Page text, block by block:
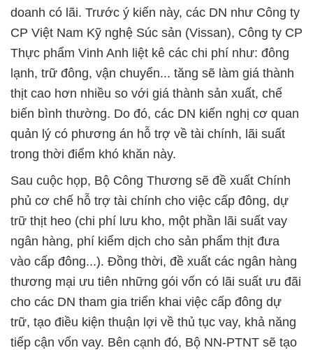
doanh có lãi. Trước ý kiến này, các DN như Công ty
CP Việt Nam Kỹ nghệ Súc sản (Vissan), Công ty CP
Thực phẩm Vinh Anh liệt kê các chi phí như: đông
lạnh, trữ đông, vận chuyển... tăng sẽ làm giá thành
thịt cao hơn nhiều so với giá thành sản xuất, chế
biến bình thường. Do đó, các DN kiến nghị cơ quan
quản lý có phương án hỗ trợ về tài chính, lãi suất
trong thời điểm khó khăn này.
Sau cuộc họp, Bộ Công Thương sẽ đề xuất Chính
phủ cơ chế hỗ trợ tài chính cho việc cấp đông, dự
trữ thịt heo (chi phí lưu kho, một phần lãi suất vay
ngân hàng, phí kiểm dịch cho sản phẩm thịt đưa
vào cấp đông...). Đồng thời, đề xuất các ngân hàng
thương mại ưu tiên những gói vốn có lãi suất ưu đãi
cho các DN tham gia triển khai việc cấp đông dự
trữ, tạo điều kiện thuận lợi về thủ tục vay, khả năng
tiếp cận vốn vay. Bên cạnh đó, Bộ NN-PTNT sẽ tạo